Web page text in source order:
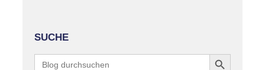
SUCHE
Search
Search Button